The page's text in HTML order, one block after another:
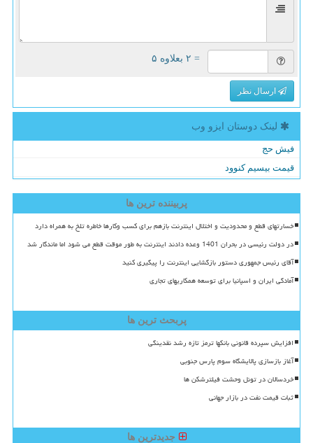
= ۲ بعلاوه ۵
ارسال نظر
لینک دوستان ایزو وب
فیش حج
قیمت بیسیم کنوود
پربیننده ترین ها
خسارتهای قطع و محدودیت و اختلال اینترنت بازهم برای کسب وکارها خاطره تلخ به همراه دارد
در دولت رئیسی در بحران 1401 وعده دادند اینترنت به طور موقت قطع می شود اما ماندگار شد
آقای رئیس جمهوری دستور بازگشایی اینترنت را پیگیری کنید
آمادگی ایران و اسپانیا برای توسعه همکاریهای تجاری
پربحث ترین ها
افزایش سپرده قانونی بانکها ترمز تازه رشد نقدینگی
آغاز بازسازی پالایشگاه سوم پارس جنوبی
خردسالان در تونل وحشت فیلترشکن ها
ثبات قیمت نفت در بازار جهانی
جدیدترین ها